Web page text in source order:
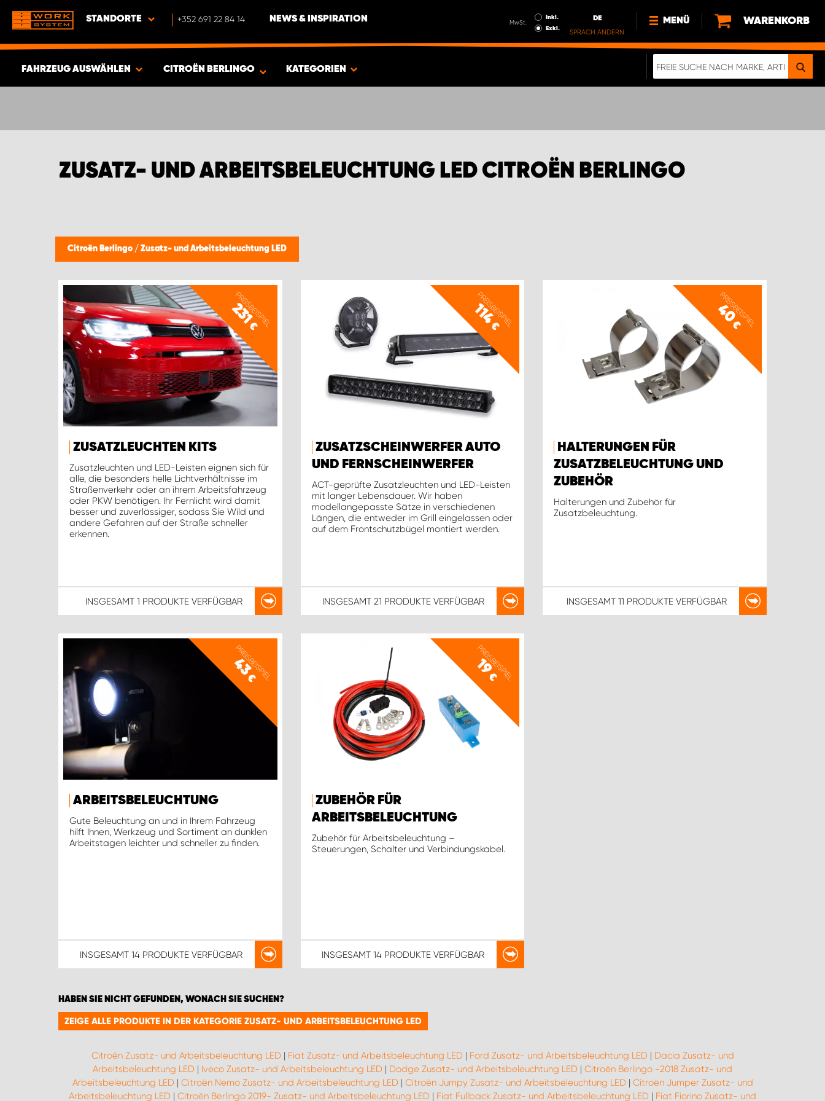
STANDORTE +352 691 22 84 14 NEWS & INSPIRATION MwSt.
Inkl.
Exkl.
DE
SPRACH ÄNDERN
MENÜ
NEWS
WARENKORB
FAHRZEUG AUSWÄHLEN CITROËN BERLINGO KATEGORIEN
ZUSATZ- UND ARBEITSBELEUCHTUNG LED CITROËN BERLINGO
Citroën Berlingo / Zusatz- und Arbeitsbeleuchtung LED
PREISBEISPIEL
231
€
ZUSATZLEUCHTEN KITS
Zusatzleuchten und LED-Leisten eignen sich für
alle, die besonders helle Lichtverhältnisse im
Straßenverkehr oder an ihrem Arbeitsfahrzeug
oder PKW benötigen. Ihr Fernlicht wird damit
besser und zuverlässiger, sodass Sie Wild und
andere Gefahren auf der Straße schneller
erkennen.
INSGESAMT 1 PRODUKTEVERFÜGBAR
PREISBEISPIEL
114
€
ZUSATZSCHEINWERFER AUTO
UND FERNSCHEINWERFER
ACT-geprüfte Zusatzleuchten und LED-Leisten
mit langer Lebensdauer. Wir haben
modellangepasste Sätze in verschiedenen
Längen, die entweder im Grill eingelassen oder
auf dem Frontschutzbügel montiert werden.
INSGESAMT 21 PRODUKTE VERFÜGBAR
PREISBEISPIEL
40
€
HALTERUNGEN FÜR
ZUSATZBELEUCHTUNG UND
ZUBEHÖR
Halterungen und Zubehör für
Zusatzbeleuchtung.
INSGESAMT 11 PRODUKTEVERFÜGBAR
PREISBEISPIEL
43
€
ARBEITSBELEUCHTUNG
Gute Beleuchtung an und in Ihrem Fahrzeug
hilft Ihnen, Werkzeug und Sortiment an dunklen
Arbeitstagen leichter und schneller zu finden.
INSGESAMT 14 PRODUKTEVERFÜGBAR
PREISBEISPIEL
19
€
ZUBEHÖR FÜR
ARBEITSBELEUCHTUNG
Zubehör für Arbeitsbeleuchtung –
Steuerungen, Schalter und Verbindungskabel.
INSGESAMT14 PRODUKTE VERFÜGBAR
HABEN SIE NICHT GEFUNDEN, WONACH SIE SUCHEN?
ZEIGE ALLE PRODUKTE IN DER KATEGORIE ZUSATZ- UND ARBEITSBELEUCHTUNG LED
Citroën Zusatz- und Arbeitsbeleuchtung LED| Fiat Zusatz- und Arbeitsbeleuchtung LED| Ford Zusatz- und Arbeitsbeleuchtung LED| Dacia Zusatz- und
Arbeitsbeleuchtung LED | Iveco Zusatz- und Arbeitsbeleuchtung LED | Dodge Zusatz- und Arbeitsbeleuchtung LED | Citroën Berlingo -2018 Zusatz- und
Arbeitsbeleuchtung LED| Citroën Nemo Zusatz- und Arbeitsbeleuchtung LED| Citroën Jumpy Zusatz- und Arbeitsbeleuchtung LED| Citroën Jumper Zusatz- und
Arbeitsbeleuchtung LED | Citroën Berlingo 2019- Zusatz- und Arbeitsbeleuchtung LED | Fiat Fullback Zusatz- und Arbeitsbeleuchtung LED | Fiat Fiorino Zusatz- und